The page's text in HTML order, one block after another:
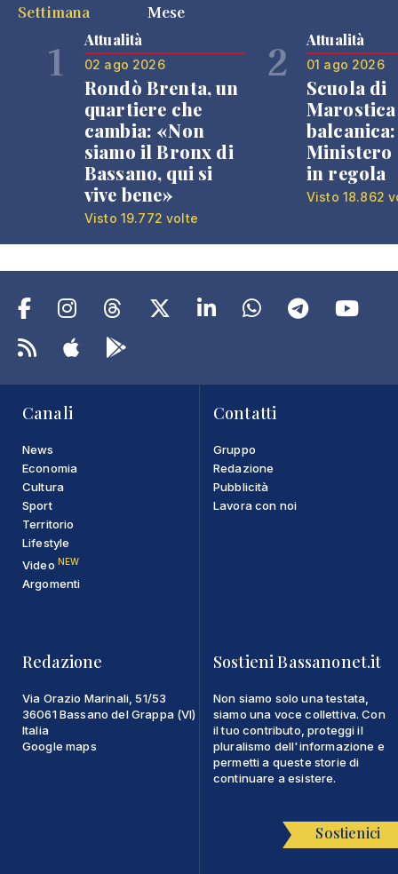
Settimana
Mese
1 Attualità
02 ago 2026
Rondò Brenta, un
quartiere che
cambia: «Non
siamo il Bronx di
Bassano, qui si
vive bene»
Visto 19.772 volte
2 Attualità
01 ago 2026
Scuola di
Ministero
in regola
Visto 18.862
Canali
News
Economia
Cultura
Sport
Territorio
Lifestyle
Video NEW
Argomenti
Contatti
Gruppo
Redazione
Pubblicità
Lavora con noi
Redazione
Via Orazio Marinali, 51/53
36061 Bassano del Grappa (VI)
Italia
Google maps
Sostieni Bassanonet.it
Non siamo solo una testata,
siamo una voce collettiva. Con
il tuo contributo, proteggi il
pluralismo dell'informazione e
permetti a queste storie di
continuare a esistere.
Sostienici